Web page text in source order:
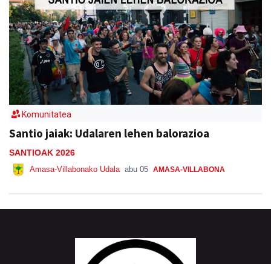
Komunitatea
Santio jaiak: Udalaren lehen balorazioa
SANTIOAK 2026
Amasa-Villabonako Udala abu 05 AMASA-VILLABONA